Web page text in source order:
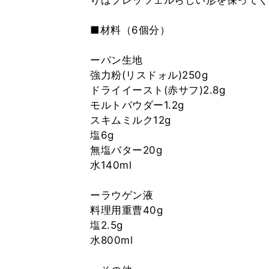
■材料（6個分）
ーパン生地
強力粉(リスドォル)250g
ドライイースト(赤サフ)2.8g
モルトパウダー1.2g
スキムミルク12g
塩6g
無塩バター20g
水140ml
ーラウゲン液
料理用重曹40g
塩2.5g
水800ml